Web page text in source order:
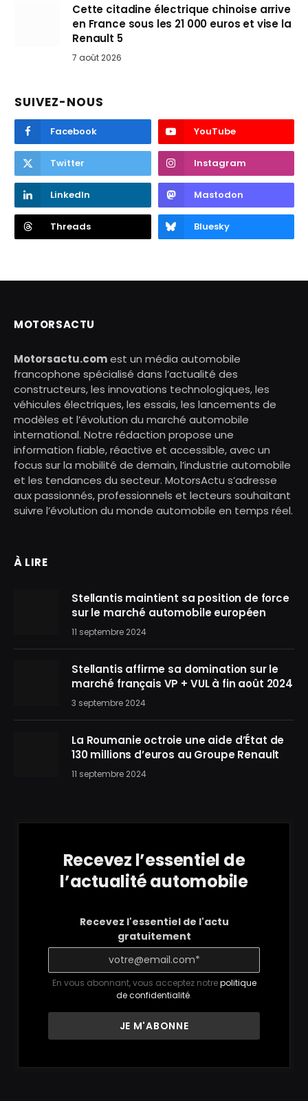
Cette citadine électrique chinoise arrive
en France sous les 21 000 euros et vise la
Renault 5
7 août 2026
SUIVEZ-NOUS
Facebook YouTube
Twitter Instagram
LinkedIn Mastodon
Threads Bluesky
MOTORSACTU
Motorsactu.comest un média automobile
francophone spécialisé dans l’actualité des
constructeurs, les innovations technologiques, les
véhicules électriques, les essais, les lancements de
modèles et l’évolution du marché automobile
international. Notre rédaction propose une
information fiable, réactive et accessible, avec un
focus sur la mobilité de demain, l’industrie automobile
et les tendances du secteur. MotorsActu s’adresse
aux passionnés, professionnels et lecteurs souhaitant
suivre l’évolution du monde automobile en temps réel.
À LIRE
Stellantis maintient sa position de force
sur le marché automobile européen
11 septembre 2024
Stellantis affirme sa domination sur le
marché français VP + VUL à fin août 2024
3 septembre 2024
La Roumanie octroie une aide d’État de
130 millions d’euros au Groupe Renault
11 septembre 2024
Recevez l’essentiel de
l’actualité automobile
Recevez l'essentiel de l'actu
gratuitement
En vous abonnant, vous acceptez notrepolitique
de confidentialité.